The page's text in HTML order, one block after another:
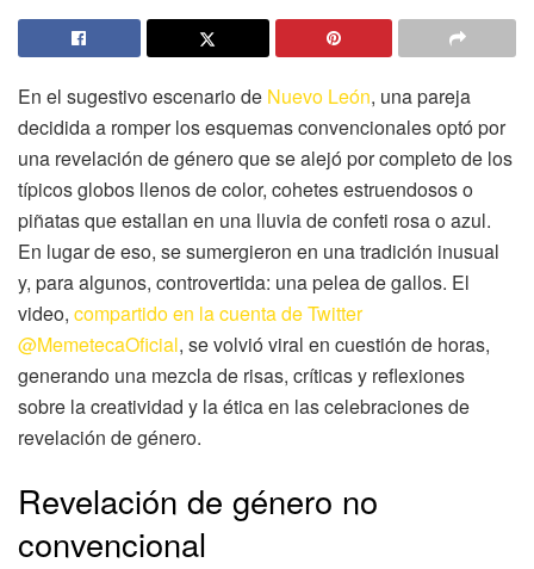
En el sugestivo escenario de Nuevo León, una pareja
decidida a romper los esquemas convencionales optó por
una revelación de género que se alejó por completo de los
típicos globos llenos de color, cohetes estruendosos o
piñatas que estallan en una lluvia de confeti rosa o azul.
En lugar de eso, se sumergieron en una tradición inusual
y, para algunos, controvertida: una pelea de gallos. El
video, compartido en la cuenta de Twitter
@MemetecaOficial, se volvió viral en cuestión de horas,
generando una mezcla de risas, críticas y reflexiones
sobre la creatividad y la ética en las celebraciones de
revelación de género.
Revelación de género no
convencional